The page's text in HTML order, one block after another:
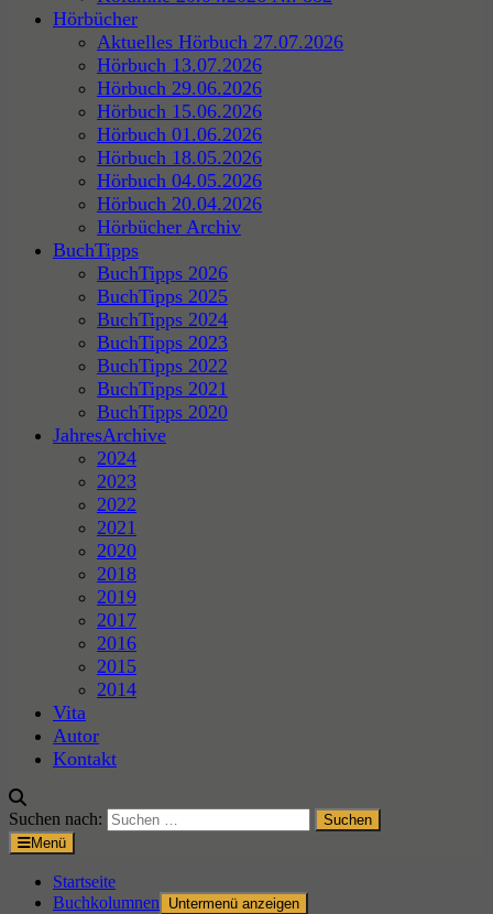
Hörbücher
Aktuelles Hörbuch 27.07.2026
Hörbuch 13.07.2026
Hörbuch 29.06.2026
Hörbuch 15.06.2026
Hörbuch 01.06.2026
Hörbuch 18.05.2026
Hörbuch 04.05.2026
Hörbuch 20.04.2026
Hörbücher Archiv
BuchTipps
BuchTipps 2026
BuchTipps 2025
BuchTipps 2024
BuchTipps 2023
BuchTipps 2022
BuchTipps 2021
BuchTipps 2020
JahresArchive
2024
2023
2022
2021
2020
2018
2019
2017
2016
2015
2014
Vita
Autor
Kontakt
Suchen nach:
Menü
Startseite
Buchkolumnen
Untermenü anzeigen